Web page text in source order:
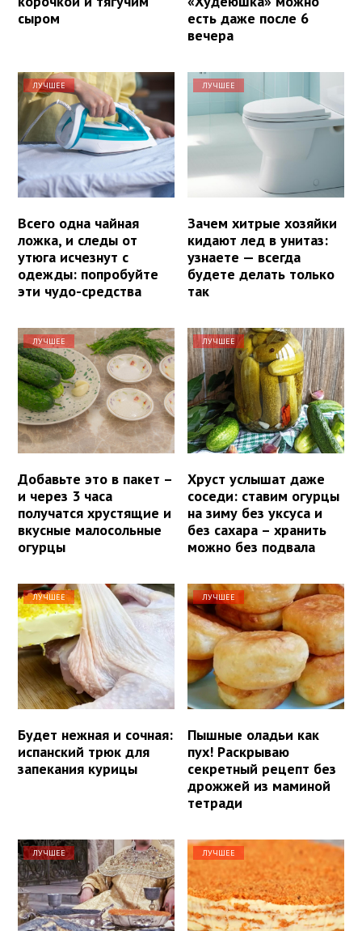
сыром
есть даже после 6
вечера
ЛУЧШЕЕ
Всего одна чайная
ложка, и следы от
утюга исчезнут с
одежды: попробуйте
эти чудо-средства
ЛУЧШЕЕ
Зачем хитрые хозяйки
кидают лед в унитаз:
узнаете — всегда
будете делать только
так
ЛУЧШЕЕ
Добавьте это в пакет –
и через 3 часа
получатся хрустящие и
вкусные малосольные
огурцы
ЛУЧШЕЕ
Хруст услышат даже
соседи: ставим огурцы
на зиму без уксуса и
без сахара – хранить
можно без подвала
ЛУЧШЕЕ
Будет нежная и сочная:
испанский трюк для
запекания курицы
ЛУЧШЕЕ
Пышные оладьи как
пух! Раскрываю
секретный рецепт без
дрожжей из маминой
тетради
ЛУЧШЕЕ ЛУЧШЕЕ